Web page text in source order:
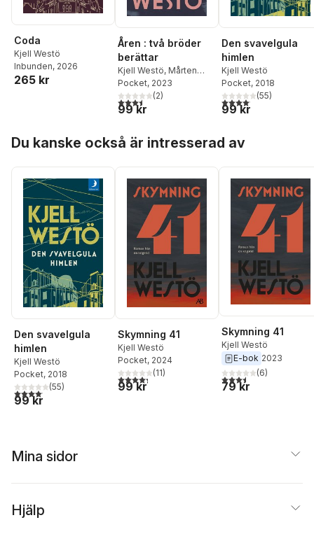
Coda
Kjell Westö
Inbunden, 2026
265 kr
Åren : två bröder
berättar
Kjell Westö, Mårten
Westö
Pocket, 2023
3,5utav 5 stjärnor. Totalt antal röster:
(2)
99 kr
Den svavelgula
himlen
Kjell Westö
Pocket, 2018
4,1utav 5 stjärnor.
(55)
99 kr
Du kanske också är intresserad av
Den svavelgula
himlen
Kjell Westö
Pocket, 2018
4,1utav 5 stjärnor. Totalt antal röster:
(55)
99 kr
Skymning 41
Kjell Westö
Pocket, 2024
4,3utav 5 stjärnor. Totalt antal röster:
(11)
99 kr
Skymning 41
Kjell Westö
E-bok 2023
3,5utav 5 stjärnor.
(6)
79 kr
Mina sidor
Hjälp